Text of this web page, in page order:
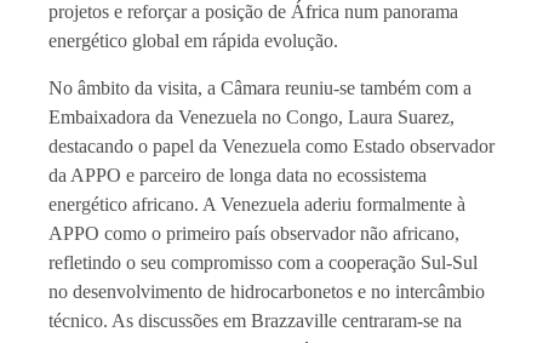
projetos e reforçar a posição de África num panorama
energético global em rápida evolução.
No âmbito da visita, a Câmara reuniu-se também com a
Embaixadora da Venezuela no Congo, Laura Suarez,
destacando o papel da Venezuela como Estado observador
da APPO e parceiro de longa data no ecossistema
energético africano. A Venezuela aderiu formalmente à
APPO como o primeiro país observador não africano,
refletindo o seu compromisso com a cooperação Sul-Sul
no desenvolvimento de hidrocarbonetos e no intercâmbio
técnico. As discussões em Brazzaville centraram-se na